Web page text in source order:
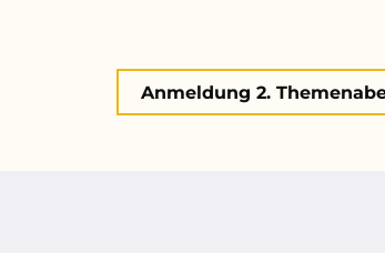
Anmeldung 2.